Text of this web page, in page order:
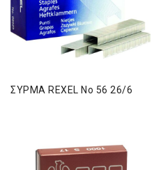
ΣΥΡΜΑ REXEL Νο 56 26/6